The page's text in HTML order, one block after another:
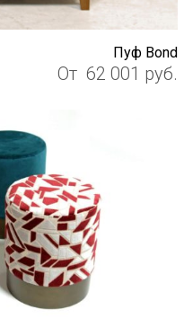
Пуф Bond
От 62 001 руб.